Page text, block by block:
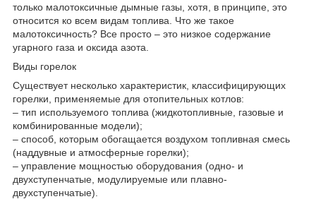
только малотоксичные дымные газы, хотя, в принципе, это
относится ко всем видам топлива. Что же такое
малотоксичность? Все просто – это низкое содержание
угарного газа и оксида азота.
Виды горелок
Существует несколько характеристик, классифицирующих
горелки, применяемые для отопительных котлов:
– тип используемого топлива (жидкотопливные, газовые и
комбинированные модели);
– способ, которым обогащается воздухом топливная смесь
(наддувные и атмосферные горелки);
– управление мощностью оборудования (одно- и
двухступенчатые, модулируемые или плавно-
двухступенчатые).